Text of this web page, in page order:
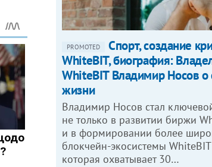
PROMOTED
Спорт, создание
WhiteBIT, биография:
WhiteBIT Владимир Носов о
жизни
Владимир Носов стал
не только в развитии биржи
и в формировании более
блокчейн-экосистемы
которая охватывает 30…